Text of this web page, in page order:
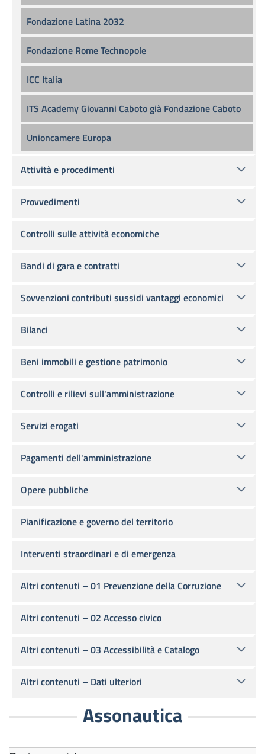
Assonautica
Fondazione Latina 2032
Fondazione Rome Technopole
ICC Italia
ITS Academy Giovanni Caboto già Fondazione Caboto
Unioncamere Europa
Attività e procedimenti
Provvedimenti
Controlli sulle attività economiche
Bandi di gara e contratti
Sovvenzioni contributi sussidi vantaggi economici
Bilanci
Beni immobili e gestione patrimonio
Controlli e rilievi sull'amministrazione
Servizi erogati
Pagamenti dell'amministrazione
Opere pubbliche
Pianificazione e governo del territorio
Interventi straordinari e di emergenza
Altri contenuti – 01 Prevenzione della Corruzione
Altri contenuti – 02 Accesso civico
Altri contenuti – 03 Accessibilità e Catalogo
Altri contenuti – Dati ulteriori